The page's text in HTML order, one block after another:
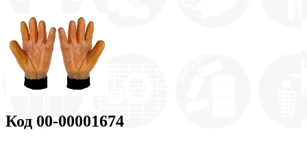
Код 00-00001674